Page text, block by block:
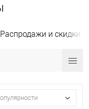
Распродажи и скидки